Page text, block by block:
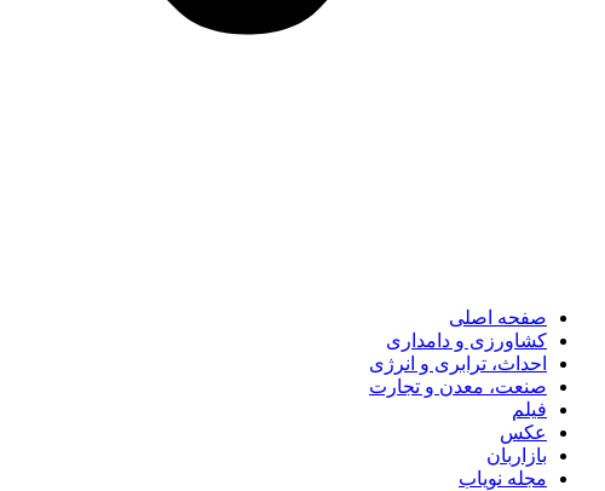
صفحه اصلی
کشاورزی و دامداری
احداث، ترابری و انرژی
صنعت، معدن و تجارت
فیلم
عکس
بازاربان
مجله نویاب